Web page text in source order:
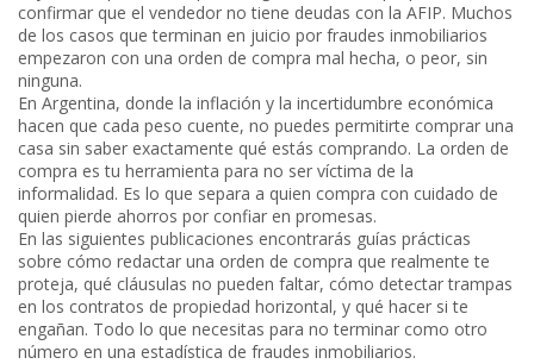
confirmar que el vendedor no tiene deudas con la AFIP. Muchos
de los casos que terminan en juicio por fraudes inmobiliarios
empezaron con una orden de compra mal hecha, o peor, sin
ninguna.
En Argentina, donde la inflación y la incertidumbre económica
hacen que cada peso cuente, no puedes permitirte comprar una
casa sin saber exactamente qué estás comprando. La orden de
compra es tu herramienta para no ser víctima de la
informalidad. Es lo que separa a quien compra con cuidado de
quien pierde ahorros por confiar en promesas.
En las siguientes publicaciones encontrarás guías prácticas
sobre cómo redactar una orden de compra que realmente te
proteja, qué cláusulas no pueden faltar, cómo detectar trampas
en los contratos de propiedad horizontal, y qué hacer si te
engañan. Todo lo que necesitas para no terminar como otro
número en una estadística de fraudes inmobiliarios.